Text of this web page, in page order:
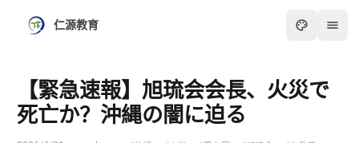
仁源教育
【緊急速報】旭琉会会長、火災で
死亡か？沖縄の闇に迫る